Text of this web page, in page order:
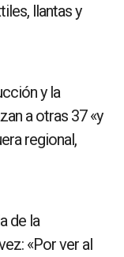
llantas y
y la
a otras 37 «y
regional,
de la
«Por ver al